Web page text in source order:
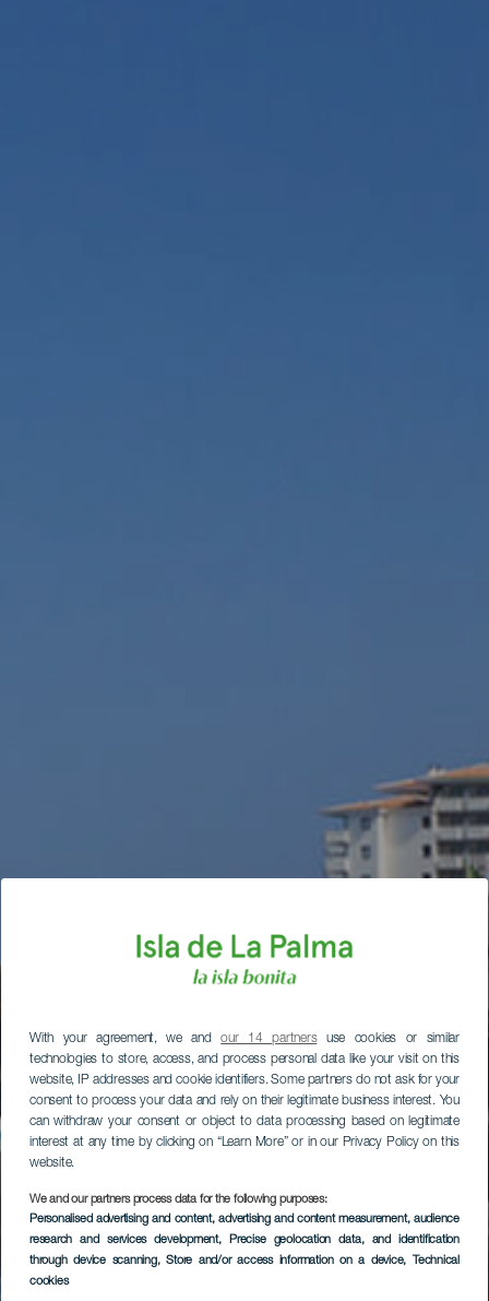
With your agreement, we andour 14 partnersuse cookies or similar
technologies to store, access, and process personal data like your visit on this
website, IP addresses and cookie identifiers. Some partners do not ask for your
consent to process your data and rely on their legitimate business interest. You
can withdraw your consent or object to data processing based on legitimate
interest at any time by clicking on “Learn More” or in our Privacy Policy on this
website.
We and our partners process data for the following purposes:
Personalised advertising and content, advertising and content measurement, audience
research and services development, Precise geolocation data, and identification
through device scanning, Store and/or access information on a device, Technical
cookies